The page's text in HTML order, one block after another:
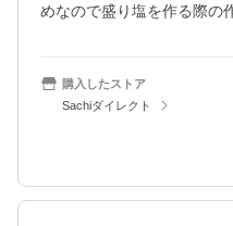
めなので盛り塩を作る際の
購入したストア
Sachiダイレクト